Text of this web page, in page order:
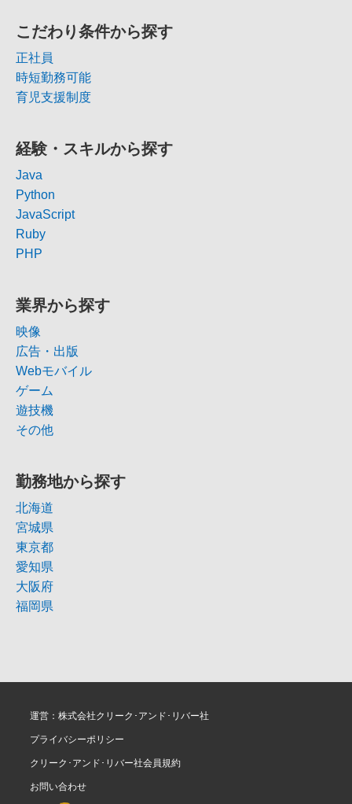
こだわり条件から探す
正社員
時短勤務可能
育児支援制度
経験・スキルから探す
Java
Python
JavaScript
Ruby
PHP
業界から探す
映像
広告・出版
Webモバイル
ゲーム
遊技機
その他
勤務地から探す
北海道
宮城県
東京都
愛知県
大阪府
福岡県
運営：株式会社クリーク･アンド･リバー社
プライバシーポリシー
クリーク･アンド･リバー社会員規約
お問い合わせ